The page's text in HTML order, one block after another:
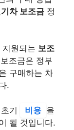
차 보조금 정
원되는 보조
조금은 정부
구매하는 차
.
기 비용 을
될 것입니다.